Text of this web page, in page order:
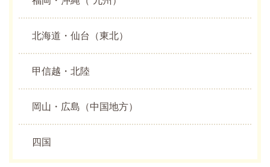
北海道・仙台（東北）
甲信越・北陸
岡山・広島（中国地方）
四国